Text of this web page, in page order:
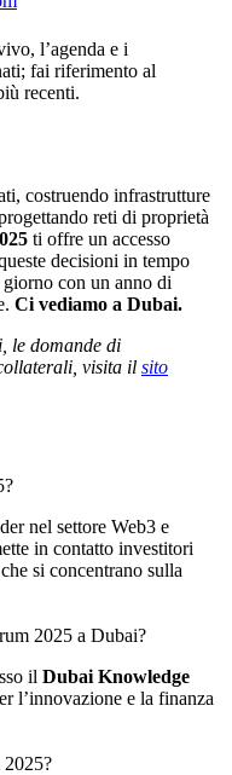
l’agenda e i
fai riferimento al
recenti.
costruendo infrastrutture
reti di proprietà
ti offre un accesso
decisioni in tempo
con un anno di
Ci vediamo a Dubai.
le domande di
visita il sito
nel settore Web3 e
in contatto investitori
si concentrano sulla
2025 a Dubai?
il Dubai Knowledge
l’innovazione e la finanza
2025?